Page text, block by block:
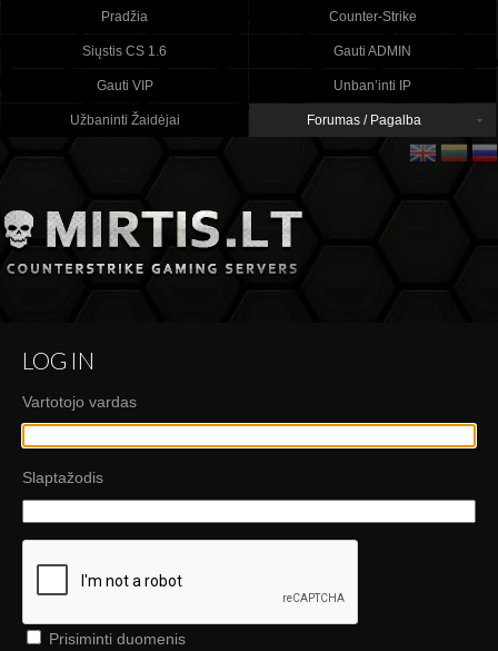
Pradžia Counter-Strike
Siųstis CS 1.6 Gauti ADMIN
Gauti VIP Unban’inti IP
Užbaninti Žaidėjai Forumas / Pagalba
LOG IN
Vartotojo vardas
Slaptažodis
Prisiminti duomenis